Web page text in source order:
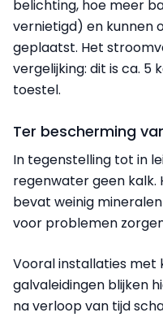
belichting, hoe meer
vernietigd) en kunnen
geplaatst. Het
vergelijking: dit is ca.
toestel.
Ter bescherming
In tegenstelling tot in
regenwater geen kalk.
bevat weinig
voor problemen
Vooral installaties met
galvaleidingen blijken
na verloop van tijd